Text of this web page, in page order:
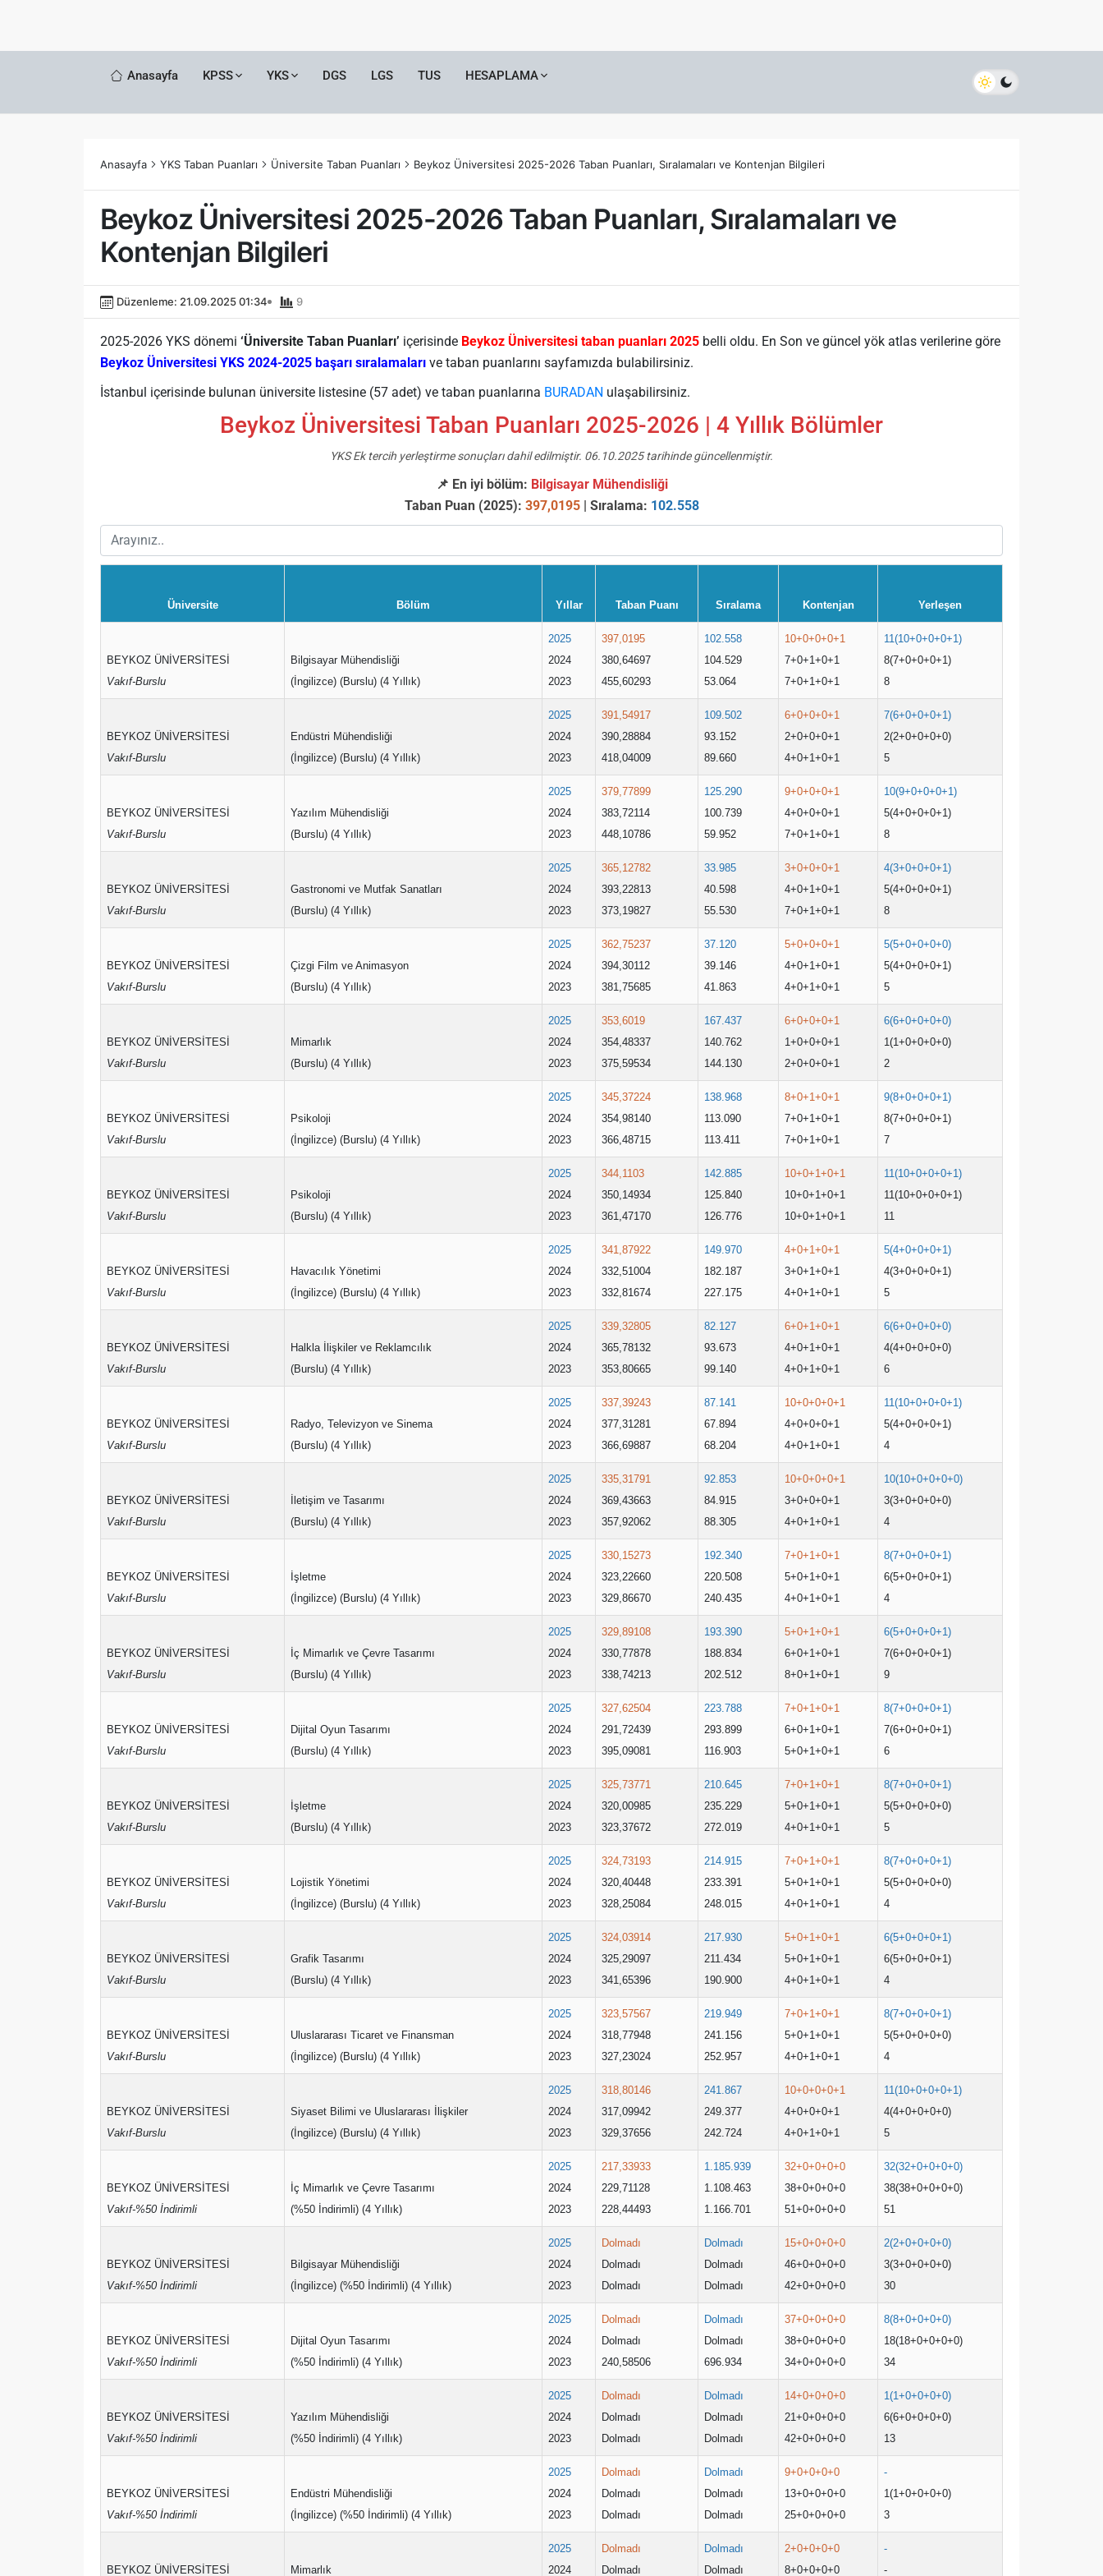
Anasayfa KPSS YKS DGS LGS TUS HESAPLAMA
Anasayfa YKS Taban Puanları Üniversite Taban Puanları Beykoz Üniversitesi 2025-2026 Taban Puanları, Sıralamaları ve Kontenjan Bilgileri
Beykoz Üniversitesi 2025-2026 Taban Puanları, Sıralamaları ve
Kontenjan Bilgileri
Düzenleme: 21.09.2025 01:34 9
2025-2026 YKS dönemi ‘Üniversite Taban Puanları’ içerisinde Beykoz Üniversitesi taban puanları 2025 belli oldu. En Son ve güncel yök atlas verilerine göre
Beykoz Üniversitesi YKS 2024-2025 başarı sıralamaları ve taban puanlarını sayfamızda bulabilirsiniz.
İstanbul içerisinde bulunan üniversite listesine (57 adet) ve taban puanlarına BURADAN ulaşabilirsiniz.
Beykoz Üniversitesi Taban Puanları 2025-2026 | 4 Yıllık Bölümler
YKS Ek tercih yerleştirme sonuçları dahil edilmiştir. 06.10.2025 tarihinde güncellenmiştir.
📌 En iyi bölüm: Bilgisayar Mühendisliği
Taban Puan (2025): 397,0195| Sıralama: 102.558
Üniversite Bölüm Yıllar Taban Puanı Sıralama Kontenjan Yerleşen
BEYKOZ ÜNİVERSİTESİ
Vakıf-Burslu
Bilgisayar Mühendisliği
(İngilizce) (Burslu) (4 Yıllık)
2025
2024
2023
397,0195
380,64697
455,60293
102.558
104.529
53.064
10+0+0+0+1
7+0+1+0+1
7+0+1+0+1
11(10+0+0+0+1)
8(7+0+0+0+1)
8
BEYKOZ ÜNİVERSİTESİ
Vakıf-Burslu
Endüstri Mühendisliği
(İngilizce) (Burslu) (4 Yıllık)
2025
2024
2023
391,54917
390,28884
418,04009
109.502
93.152
89.660
6+0+0+0+1
2+0+0+0+1
4+0+1+0+1
7(6+0+0+0+1)
2(2+0+0+0+0)
5
BEYKOZ ÜNİVERSİTESİ
Vakıf-Burslu
Yazılım Mühendisliği
(Burslu) (4 Yıllık)
2025
2024
2023
379,77899
383,72114
448,10786
125.290
100.739
59.952
9+0+0+0+1
4+0+0+0+1
7+0+1+0+1
10(9+0+0+0+1)
5(4+0+0+0+1)
8
BEYKOZ ÜNİVERSİTESİ
Vakıf-Burslu
Gastronomi ve Mutfak Sanatları
(Burslu) (4 Yıllık)
2025
2024
2023
365,12782
393,22813
373,19827
33.985
40.598
55.530
3+0+0+0+1
4+0+1+0+1
7+0+1+0+1
4(3+0+0+0+1)
5(4+0+0+0+1)
8
BEYKOZ ÜNİVERSİTESİ
Vakıf-Burslu
Çizgi Film ve Animasyon
(Burslu) (4 Yıllık)
2025
2024
2023
362,75237
394,30112
381,75685
37.120
39.146
41.863
5+0+0+0+1
4+0+1+0+1
4+0+1+0+1
5(5+0+0+0+0)
5(4+0+0+0+1)
5
BEYKOZ ÜNİVERSİTESİ
Vakıf-Burslu
Mimarlık
(Burslu) (4 Yıllık)
2025
2024
2023
353,6019
354,48337
375,59534
167.437
140.762
144.130
6+0+0+0+1
1+0+0+0+1
2+0+0+0+1
6(6+0+0+0+0)
1(1+0+0+0+0)
2
BEYKOZ ÜNİVERSİTESİ
Vakıf-Burslu
Psikoloji
(İngilizce) (Burslu) (4 Yıllık)
2025
2024
2023
345,37224
354,98140
366,48715
138.968
113.090
113.411
8+0+1+0+1
7+0+1+0+1
7+0+1+0+1
9(8+0+0+0+1)
8(7+0+0+0+1)
7
BEYKOZ ÜNİVERSİTESİ
Vakıf-Burslu
Psikoloji
(Burslu) (4 Yıllık)
2025
2024
2023
344,1103
350,14934
361,47170
142.885
125.840
126.776
10+0+1+0+1
10+0+1+0+1
10+0+1+0+1
11(10+0+0+0+1)
11(10+0+0+0+1)
11
BEYKOZ ÜNİVERSİTESİ
Vakıf-Burslu
Havacılık Yönetimi
(İngilizce) (Burslu) (4 Yıllık)
2025
2024
2023
341,87922
332,51004
332,81674
149.970
182.187
227.175
4+0+1+0+1
3+0+1+0+1
4+0+1+0+1
5(4+0+0+0+1)
4(3+0+0+0+1)
5
BEYKOZ ÜNİVERSİTESİ
Vakıf-Burslu
Halkla İlişkiler ve Reklamcılık
(Burslu) (4 Yıllık)
2025
2024
2023
339,32805
365,78132
353,80665
82.127
93.673
99.140
6+0+1+0+1
4+0+1+0+1
4+0+1+0+1
6(6+0+0+0+0)
4(4+0+0+0+0)
6
BEYKOZ ÜNİVERSİTESİ
Vakıf-Burslu
Radyo, Televizyon ve Sinema
(Burslu) (4 Yıllık)
2025
2024
2023
337,39243
377,31281
366,69887
87.141
67.894
68.204
10+0+0+0+1
4+0+0+0+1
4+0+1+0+1
11(10+0+0+0+1)
5(4+0+0+0+1)
4
BEYKOZ ÜNİVERSİTESİ
Vakıf-Burslu
İletişim ve Tasarımı
(Burslu) (4 Yıllık)
2025
2024
2023
335,31791
369,43663
357,92062
92.853
84.915
88.305
10+0+0+0+1
3+0+0+0+1
4+0+1+0+1
10(10+0+0+0+0)
3(3+0+0+0+0)
4
BEYKOZ ÜNİVERSİTESİ
Vakıf-Burslu
İşletme
(İngilizce) (Burslu) (4 Yıllık)
2025
2024
2023
330,15273
323,22660
329,86670
192.340
220.508
240.435
7+0+1+0+1
5+0+1+0+1
4+0+1+0+1
8(7+0+0+0+1)
6(5+0+0+0+1)
4
BEYKOZ ÜNİVERSİTESİ
Vakıf-Burslu
İç Mimarlık ve Çevre Tasarımı
(Burslu) (4 Yıllık)
2025
2024
2023
329,89108
330,77878
338,74213
193.390
188.834
202.512
5+0+1+0+1
6+0+1+0+1
8+0+1+0+1
6(5+0+0+0+1)
7(6+0+0+0+1)
9
BEYKOZ ÜNİVERSİTESİ
Vakıf-Burslu
Dijital Oyun Tasarımı
(Burslu) (4 Yıllık)
2025
2024
2023
327,62504
291,72439
395,09081
223.788
293.899
116.903
7+0+1+0+1
6+0+1+0+1
5+0+1+0+1
8(7+0+0+0+1)
7(6+0+0+0+1)
6
BEYKOZ ÜNİVERSİTESİ
Vakıf-Burslu
İşletme
(Burslu) (4 Yıllık)
2025
2024
2023
325,73771
320,00985
323,37672
210.645
235.229
272.019
7+0+1+0+1
5+0+1+0+1
4+0+1+0+1
8(7+0+0+0+1)
5(5+0+0+0+0)
5
BEYKOZ ÜNİVERSİTESİ
Vakıf-Burslu
Lojistik Yönetimi
(İngilizce) (Burslu) (4 Yıllık)
2025
2024
2023
324,73193
320,40448
328,25084
214.915
233.391
248.015
7+0+1+0+1
5+0+1+0+1
4+0+1+0+1
8(7+0+0+0+1)
5(5+0+0+0+0)
4
BEYKOZ ÜNİVERSİTESİ
Vakıf-Burslu
Grafik Tasarımı
(Burslu) (4 Yıllık)
2025
2024
2023
324,03914
325,29097
341,65396
217.930
211.434
190.900
5+0+1+0+1
5+0+1+0+1
4+0+1+0+1
6(5+0+0+0+1)
6(5+0+0+0+1)
4
BEYKOZ ÜNİVERSİTESİ
Vakıf-Burslu
Uluslararası Ticaret ve Finansman
(İngilizce) (Burslu) (4 Yıllık)
2025
2024
2023
323,57567
318,77948
327,23024
219.949
241.156
252.957
7+0+1+0+1
5+0+1+0+1
4+0+1+0+1
8(7+0+0+0+1)
5(5+0+0+0+0)
4
BEYKOZ ÜNİVERSİTESİ
Vakıf-Burslu
Siyaset Bilimi ve Uluslararası İlişkiler
(İngilizce) (Burslu) (4 Yıllık)
2025
2024
2023
318,80146
317,09942
329,37656
241.867
249.377
242.724
10+0+0+0+1
4+0+0+0+1
4+0+1+0+1
11(10+0+0+0+1)
4(4+0+0+0+0)
5
BEYKOZ ÜNİVERSİTESİ
Vakıf-%50 İndirimli
İç Mimarlık ve Çevre Tasarımı
(%50 İndirimli) (4 Yıllık)
2025
2024
2023
217,33933
229,71128
228,44493
1.185.939
1.108.463
1.166.701
32+0+0+0+0
38+0+0+0+0
51+0+0+0+0
32(32+0+0+0+0)
38(38+0+0+0+0)
51
BEYKOZ ÜNİVERSİTESİ
Vakıf-%50 İndirimli
Bilgisayar Mühendisliği
(İngilizce) (%50 İndirimli) (4 Yıllık)
2025
2024
2023
Dolmadı
Dolmadı
Dolmadı
Dolmadı
Dolmadı
Dolmadı
15+0+0+0+0
46+0+0+0+0
42+0+0+0+0
2(2+0+0+0+0)
3(3+0+0+0+0)
30
BEYKOZ ÜNİVERSİTESİ
Vakıf-%50 İndirimli
Dijital Oyun Tasarımı
(%50 İndirimli) (4 Yıllık)
2025
2024
2023
Dolmadı
Dolmadı
240,58506
Dolmadı
Dolmadı
696.934
37+0+0+0+0
38+0+0+0+0
34+0+0+0+0
8(8+0+0+0+0)
18(18+0+0+0+0)
34
BEYKOZ ÜNİVERSİTESİ
Vakıf-%50 İndirimli
Yazılım Mühendisliği
(%50 İndirimli) (4 Yıllık)
2025
2024
2023
Dolmadı
Dolmadı
Dolmadı
Dolmadı
Dolmadı
Dolmadı
14+0+0+0+0
21+0+0+0+0
42+0+0+0+0
1(1+0+0+0+0)
6(6+0+0+0+0)
13
BEYKOZ ÜNİVERSİTESİ
Vakıf-%50 İndirimli
Endüstri Mühendisliği
(İngilizce) (%50 İndirimli) (4 Yıllık)
2025
2024
2023
Dolmadı
Dolmadı
Dolmadı
Dolmadı
Dolmadı
Dolmadı
9+0+0+0+0
13+0+0+0+0
25+0+0+0+0
-
1(1+0+0+0+0)
3
BEYKOZ ÜNİVERSİTESİ Mimarlık
2025
2024
Dolmadı
Dolmadı
Dolmadı
Dolmadı
2+0+0+0+0
8+0+0+0+0
-
-